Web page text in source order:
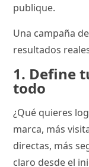
publique.
Una campaña
resultados
1. Define
todo
¿Qué quieres
marca, más
directas, más
claro desde el